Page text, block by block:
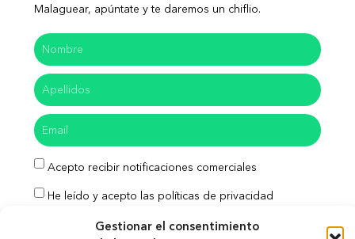
Gestionar el consentimiento
Malaguear, apúntate y te daremos un chiflio.
Acepto recibir notificaciones comerciales
He leído y acepto las políticas de privacidad